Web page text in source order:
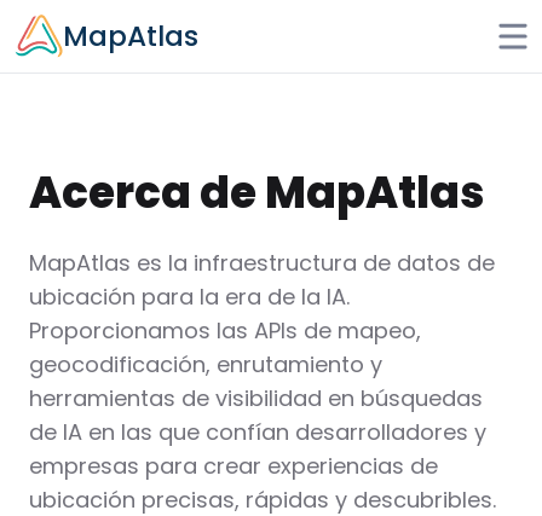
Skip to main content
MapAtlas
Acerca de MapAtlas
MapAtlas es la infraestructura de datos de
ubicación para la era de la IA.
Proporcionamos las APIs de mapeo,
geocodificación, enrutamiento y
herramientas de visibilidad en búsquedas
de IA en las que confían desarrolladores y
empresas para crear experiencias de
ubicación precisas, rápidas y descubribles.